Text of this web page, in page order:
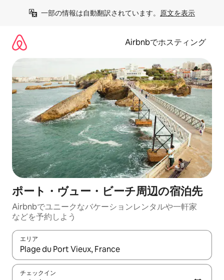
一部の情報は自動翻訳されています。 原文を表示
Airbnbでホスティング
ポート・ヴュー・ビーチ⁠周⁠辺⁠の宿⁠泊⁠先
Airbnbでユニークなバ⁠ケ⁠ー⁠シ⁠ョ⁠ンレ⁠ン⁠タ⁠ルや一⁠軒⁠家
な⁠ど⁠を予⁠約⁠し⁠よ⁠う
エリア
検索結果が表示されたら、上下の矢印キーを使って移動するか
チェックイン